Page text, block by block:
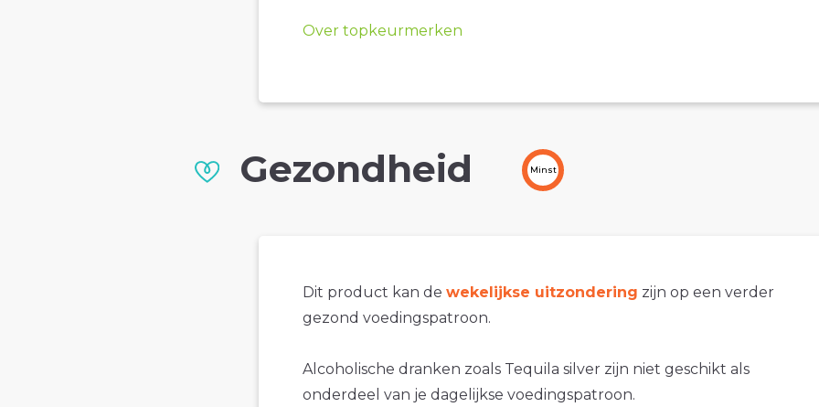
Over topkeurmerken
Gezondheid Minst
Dit product kan de wekelijkse uitzondering zijn op een verder
gezond voedingspatroon.
Alcoholische dranken zoals Tequila silver zijn niet geschikt als
onderdeel van je dagelijkse voedingspatroon.